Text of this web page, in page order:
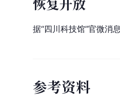
据“四川科技馆”官微消
参考资料